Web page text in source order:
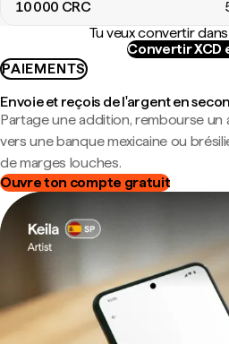
10 000 CRC
Tu veux convertir
Convertir XCD
PAIEMENTS
Envoie et reçois de l'argent en
Partage une addition, rembourse un
vers une banque mexicaine ou
de marges louches.
Ouvre ton compte gratuit